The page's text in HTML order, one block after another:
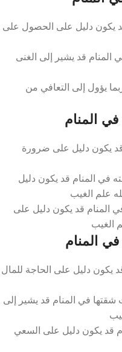
يكون دليل على الحصول على
المنام قد يشير إلى الغنى
يؤول إلى التعافي من
المنام
يكون دليل على ضرورة
في المنام قد يكون دليل
علم الغيب
المنام قد يكون دليل على
الغيب
المنام
يكون دليل على الحاجة للمال
شقتها في المنام قد يشير إلى
قد يكون دليل على السعي